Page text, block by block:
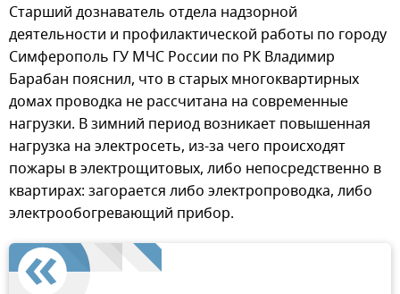
Старший дознаватель отдела надзорной
деятельности и профилактической работы по городу
Симферополь ГУ МЧС России по РК Владимир
Барабан пояснил, что в старых многоквартирных
домах проводка не рассчитана на современные
нагрузки. В зимний период возникает повышенная
нагрузка на электросеть, из-за чего происходят
пожары в электрощитовых, либо непосредственно в
квартирах: загорается либо электропроводка, либо
электрообогревающий прибор.